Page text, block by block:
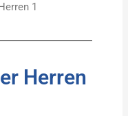
1
Herren